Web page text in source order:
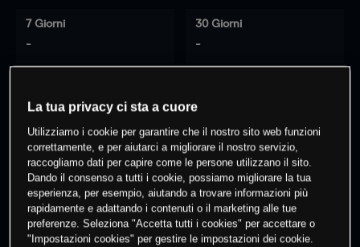
7 Giorni
-
30 Giorni
-
0 % dei clienti hanno posizioni
questo prodotto
Fai trading
La tua privacy ci sta a cuore
Utilizziamo i cookie per garantire che il nostro sito web funzioni
correttamente, e per aiutarci a migliorare il nostro servizio,
raccogliamo dati per capire come le persone utilizzano il sito.
Dando il consenso a tutti i cookie, possiamo migliorare la tua
esperienza, per esempio, aiutando a trovare informazioni più
rapidamente e adattando i contenuti o il marketing alle tue
preferenze. Seleziona "Accetta tutti i cookies" per accettare o
"Impostazioni cookies" per gestire le impostazioni dei cookie.